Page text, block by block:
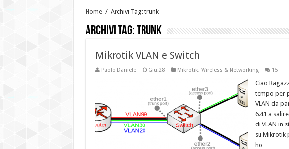
Home / Archivi Tag: trunk
Archivi Tag:trunk
Mikrotik VLAN e Switch
Paolo Daniele Giu.28 Mikrotik, Wireless & Networking 15
Ciao
tempo per
VLAN da
6.41 a
di VLAN in
su Mikrotik
ho …